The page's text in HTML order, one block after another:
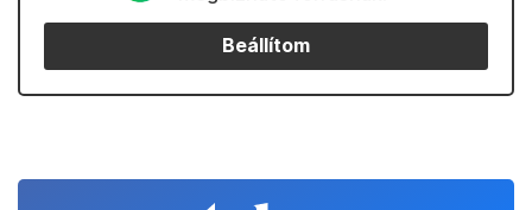
Beállítom